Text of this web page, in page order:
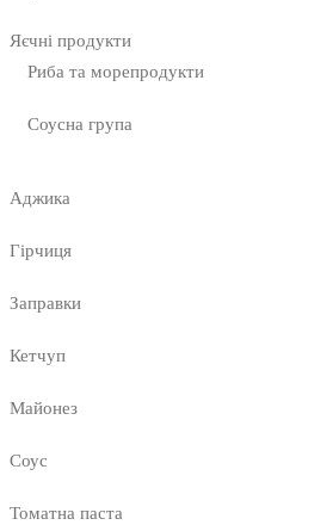
Яєчні продукти
Риба та морепродукти
Соусна група
Аджика
Гірчиця
Заправки
Кетчуп
Майонез
Соус
Томатна паста